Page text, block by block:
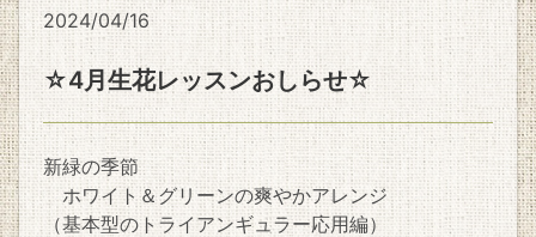
2024/04/16
☆4月生花レッスンおしらせ☆
新緑の季節
ホワイト＆グリーンの爽やかアレンジ
（基本型のトライアンギュラー応用編）